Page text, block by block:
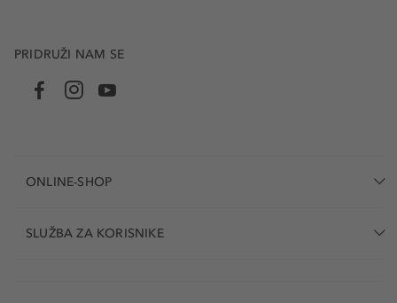
PRIDRUŽI NAM SE
ONLINE-SHOP
SLUŽBA ZA KORISNIKE